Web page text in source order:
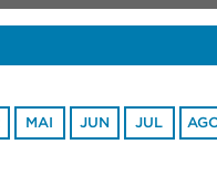
MAI JUN JUL